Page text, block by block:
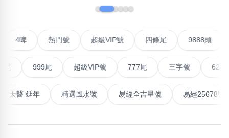
無0 無2無3無4無5 無7無8無9
清除全部分類
搜尋
熱門號 超級VIP號 四條尾 9888頭
999尾 超級VIP號 777尾 三字號 6288頭
能量生氣 天醫 延年 精選風水號 易經全吉星號 易經